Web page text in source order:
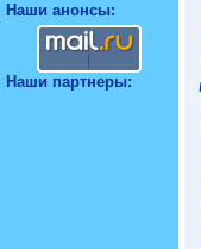
Наши анонсы:
Наши партнеры: